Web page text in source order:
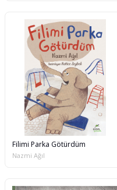
Filimi Parka Götürdüm
Nazmi Ağıl